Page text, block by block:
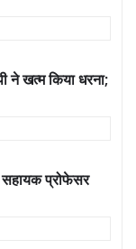
ने खत्म किया धरना;
सहायक प्रोफेसर